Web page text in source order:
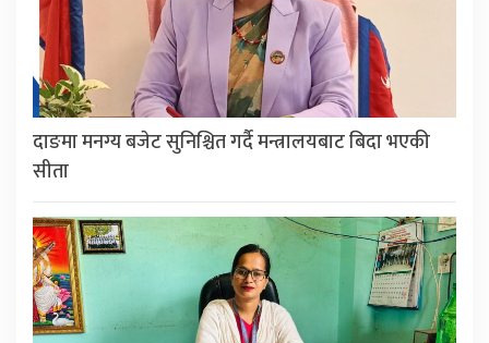
दाङमा मनग्य बजेट सुनिश्चित गर्दै मन्त्रालयबाट बिदा भएकी
सीता